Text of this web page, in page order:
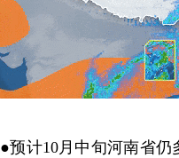
●预计10月中旬河南省